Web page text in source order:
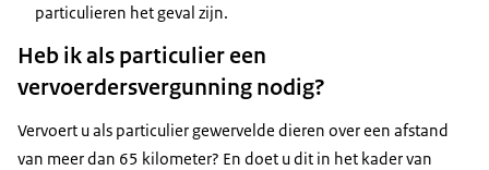
particulieren het geval zijn.
Heb ik als particulier een
vervoerdersvergunning nodig?
Vervoert u als particulier gewervelde dieren over een afstand
van meer dan 65 kilometer? En doet u dit in het kader van